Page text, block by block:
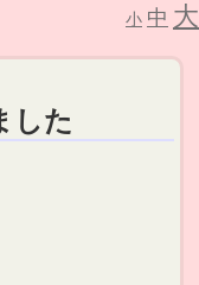
ごみの里
小 中 大
した